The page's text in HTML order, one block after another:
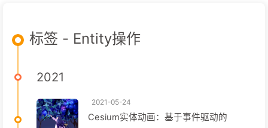
标签 - Entity操作
2021
2021-05-24
Cesium实体动画：基于事件驱动的